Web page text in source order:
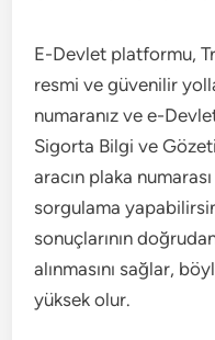
E-Devlet platformu,
resmi ve güvenilir
numaranız ve e-
Sigorta Bilgi ve
aracın plaka
sorgulama
sonuçlarının
alınmasını sağlar,
yüksek olur.